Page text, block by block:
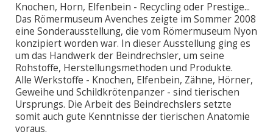
Knochen, Horn, Elfenbein - Recycling oder Prestige...
Das Römermuseum Avenches zeigte im Sommer 2008
eine Sonderausstellung, die vom Römermuseum Nyon
konzipiert worden war. In dieser Ausstellung ging es
um das Handwerk der Beindrechsler, um seine
Rohstoffe, Herstellungsmethoden und Produkte.
Alle Werkstoffe - Knochen, Elfenbein, Zähne, Hörner,
Geweihe und Schildkrötenpanzer - sind tierischen
Ursprungs. Die Arbeit des Beindrechslers setzte
somit auch gute Kenntnisse der tierischen Anatomie
voraus.